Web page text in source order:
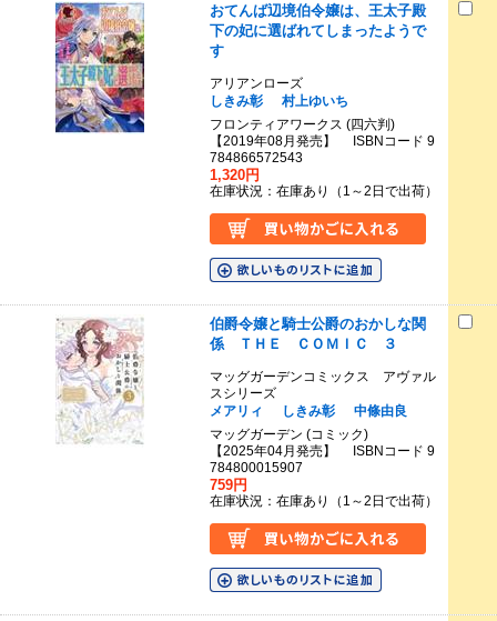
おてんば辺境伯令嬢は、王太子殿
下の妃に選ばれてしまったようで
す
アリアンローズ
しきみ彰
村上ゆいち
フロンティアワークス (四六判)
【2019年08月発売】 ISBNコード 9
784866572543
1,320円
在庫状況：在庫あり（1～2日で出荷）
伯爵令嬢と騎士公爵のおかしな関
係 ＴＨＥ ＣＯＭＩＣ ３
マッグガーデンコミックス アヴァル
スシリーズ
メアリィ
しきみ彰
中條由良
マッグガーデン (コミック)
【2025年04月発売】 ISBNコード 9
784800015907
759円
在庫状況：在庫あり（1～2日で出荷）